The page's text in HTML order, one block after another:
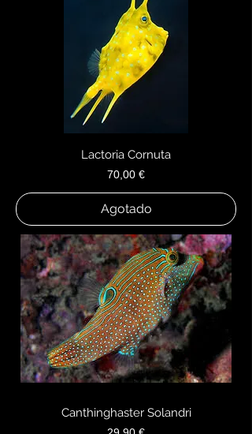
Lactoria Cornuta
Precio
70,00 €
Agotado
Canthinghaster Solandri